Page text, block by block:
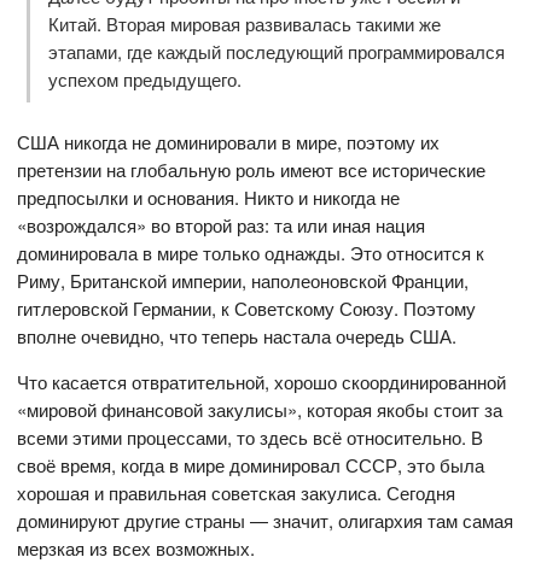
Китай. Вторая мировая развивалась такими же
этапами, где каждый последующий программировался
успехом предыдущего.
США никогда не доминировали в мире, поэтому их
претензии на глобальную роль имеют все исторические
предпосылки и основания. Никто и никогда не
«возрождался» во второй раз: та или иная нация
доминировала в мире только однажды. Это относится к
Риму, Британской империи, наполеоновской Франции,
гитлеровской Германии, к Советскому Союзу. Поэтому
вполне очевидно, что теперь настала очередь США.
Что касается отвратительной, хорошо скоординированной
«мировой финансовой закулисы», которая якобы стоит за
всеми этими процессами, то здесь всё относительно. В
своё время, когда в мире доминировал СССР, это была
хорошая и правильная советская закулиса. Сегодня
доминируют другие страны — значит, олигархия там самая
мерзкая из всех возможных.